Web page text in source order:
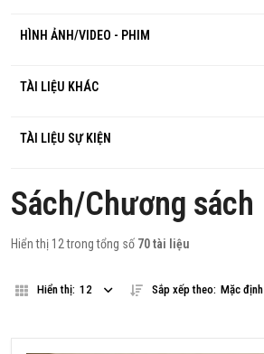
HÌNH ẢNH/VIDEO - PHIM
TÀI LIỆU KHÁC
TÀI LIỆU SỰ KIỆN
Sách/Chương sách
Hiển thị 12 trong tổng số 70 tài liệu
Hiển thị: 12 Sắp xếp theo: Mặc định